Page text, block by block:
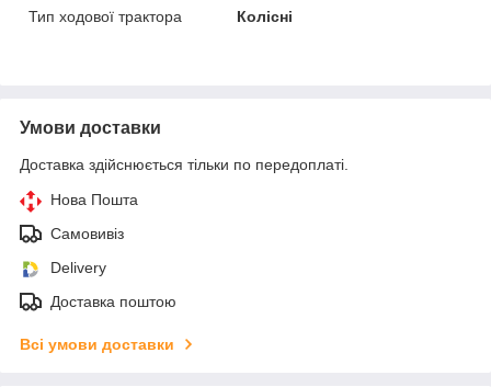
Тип ходової трактора
Колісні
Умови доставки
Доставка здійснюється тільки по передоплаті.
Нова Пошта
Самовивіз
Delivery
Доставка поштою
Всі умови доставки